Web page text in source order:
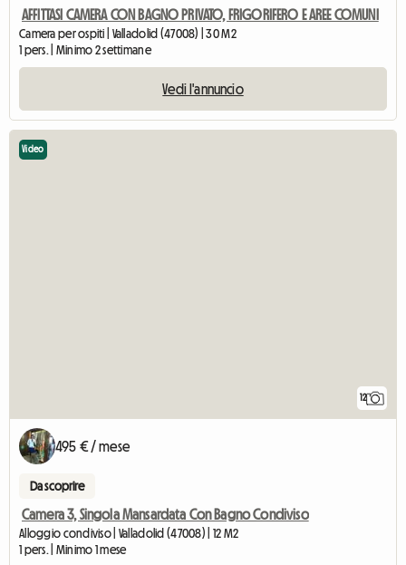
AFFITTASI CAMERA CON BAGNO PRIVATO, FRIGORIFERO E AREE COMUNI
Camera per ospiti | Valladolid (47008) | 30 M2
1 pers. | Minimo 2 settimane
Vedi l'annuncio
12
Video
495 € / mese
Da scoprire
Camera 3, Singola Mansardata Con Bagno Condiviso
Alloggio condiviso | Valladolid (47008) | 12 M2
1 pers. | Minimo 1 mese